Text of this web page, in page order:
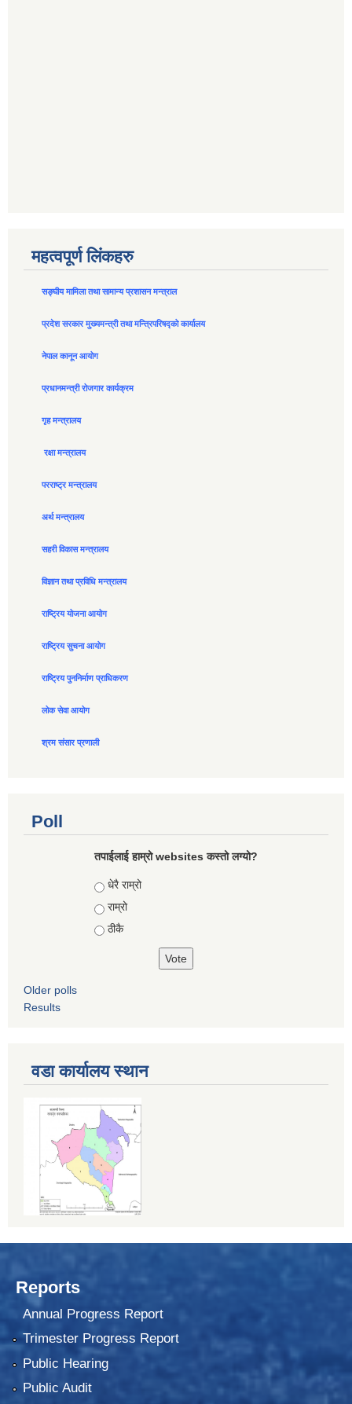
महत्वपूर्ण लिंकहरु
सङ्घीय मामिला तथा सामान्य प्रशासन मन्त्राल
प्रदेश सरकार मुख्यमन्त्री तथा मन्त्रिपरिषद्को कार्यालय
नेपाल कानून आयोग
प्रधानमन्त्री रोजगार कार्यक्रम
गृह मन्त्रालय
रक्षा मन्त्रालय
परराष्ट्र मन्त्रालय
अर्थ मन्त्रालय
सहरी विकास मन्त्रालय
विज्ञान तथा प्रविधि मन्त्रालय
राष्ट्रिय योजना आयोग
राष्ट्रिय सुचना आयोग
राष्ट्रिय पुननिर्माण प्राधिकरण
लोक सेवा आयोग
श्रम संसार प्रणाली
Poll
तपाईलाई हाम्रो websites कस्तो लग्यो?
Choices
धेरै राम्रो
राम्रो
ठीकै
Older polls
Results
वडा कार्यालय स्थान
Reports
Annual Progress Report
Trimester Progress Report
Public Hearing
Public Audit